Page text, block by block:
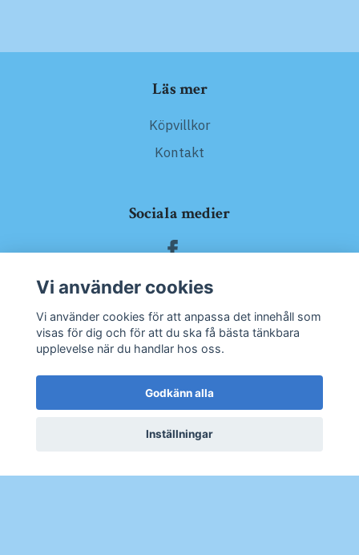
Läs mer
Köpvillkor
Kontakt
Sociala medier
Prenumerera på vårt nyhetsbrev
Vi använder cookies
Vi använder cookies för att anpassa det innehåll som
visas för dig och för att du ska få bästa tänkbara
upplevelse när du handlar hos oss.
Godkänn alla
Inställningar